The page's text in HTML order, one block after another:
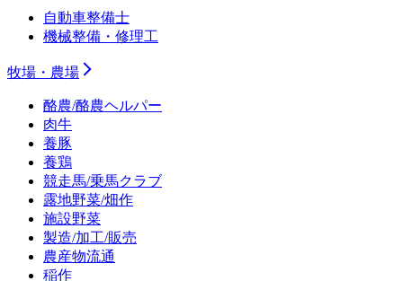
自動車整備士
機械整備・修理工
牧場・農場
酪農/酪農ヘルパー
肉牛
養豚
養鶏
競走馬/乗馬クラブ
露地野菜/畑作
施設野菜
製造/加工/販売
農産物流通
稲作